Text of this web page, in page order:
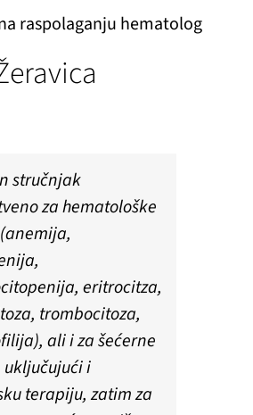
raspolaganju hematolog
stručnjak
za hematološke
eritrocitza,
trombocitoza,
ali i za šećerne
i
terapiju, zatim za